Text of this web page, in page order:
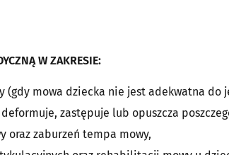
W ZAKRESIE:
(gdy mowa dziecka nie jest adekwatna do
zastępuje lub opuszcza
oraz zaburzeń tempa mowy,